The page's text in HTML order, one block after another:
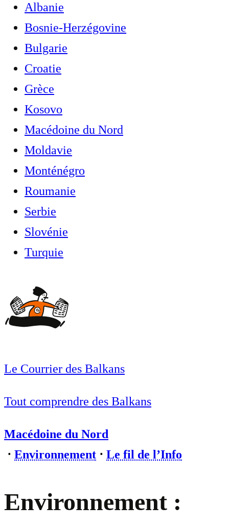
Albanie
Bosnie-Herzégovine
Bulgarie
Croatie
Grèce
Kosovo
Macédoine du Nord
Moldavie
Monténégro
Roumanie
Serbie
Slovénie
Turquie
Le Courrier des Balkans
Tout comprendre des Balkans
Macédoine du Nord
⋅ Environnement ⋅ Le fil de l’Info
Environnement :